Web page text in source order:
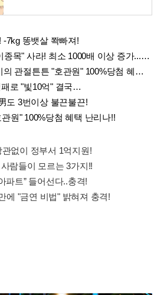
-7kg 똥뱃살 쫙빠져!
목" 사라! 최소 1000배 이상 증가...충격!!
절튼튼 "호관원" 100%당첨 혜택 난리나!!
로 "빛10억" 결국…
도 3번이상 불끈불끈!
원" 100%당첨 혜택 난리나!!
없이 정부서 1억지원!
람들이 모르는 3가지!!
파트” 들어선다..충격!
에 "금연 비법" 밝혀져 충격!